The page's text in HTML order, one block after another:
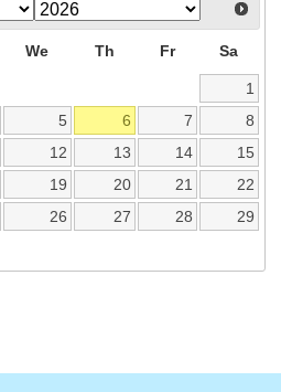
We Th Fr Sa
1
5 6 7
8
12 13 14
15
19 20 21
22
26 27 28
29